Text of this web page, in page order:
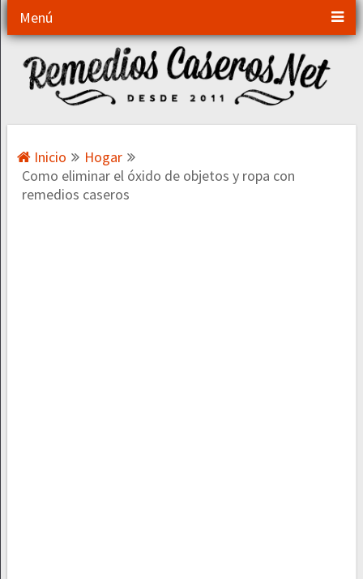
Menú
Inicio
Hogar
Como eliminar el óxido de objetos y ropa con
remedios caseros